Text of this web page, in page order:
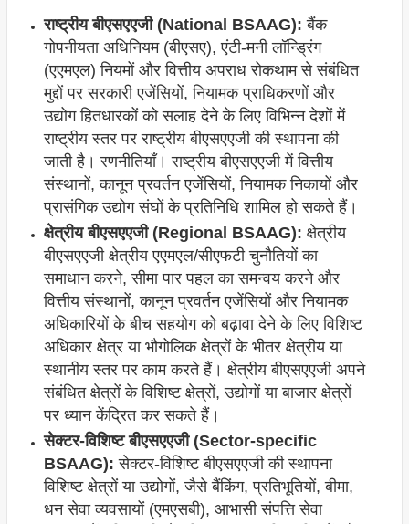
राष्ट्रीय बीएसएएजी (National BSAAG): बैंक
गोपनीयता अधिनियम (बीएसए), एंटी-मनी लॉन्ड्रिंग
(एएमएल) नियमों और वित्तीय अपराध रोकथाम से संबंधित
मुद्दों पर सरकारी एजेंसियों, नियामक प्राधिकरणों और
उद्योग हितधारकों को सलाह देने के लिए विभिन्न देशों में
राष्ट्रीय स्तर पर राष्ट्रीय बीएसएएजी की स्थापना की
जाती है। रणनीतियाँ। राष्ट्रीय बीएसएएजी में वित्तीय
संस्थानों, कानून प्रवर्तन एजेंसियों, नियामक निकायों और
प्रासंगिक उद्योग संघों के प्रतिनिधि शामिल हो सकते हैं।
क्षेत्रीय बीएसएएजी (Regional BSAAG): क्षेत्रीय
बीएसएएजी क्षेत्रीय एएमएल/सीएफटी चुनौतियों का
समाधान करने, सीमा पार पहल का समन्वय करने और
वित्तीय संस्थानों, कानून प्रवर्तन एजेंसियों और नियामक
अधिकारियों के बीच सहयोग को बढ़ावा देने के लिए विशिष्ट
अधिकार क्षेत्र या भौगोलिक क्षेत्रों के भीतर क्षेत्रीय या
स्थानीय स्तर पर काम करते हैं। क्षेत्रीय बीएसएएजी अपने
संबंधित क्षेत्रों के विशिष्ट क्षेत्रों, उद्योगों या बाजार क्षेत्रों
पर ध्यान केंद्रित कर सकते हैं।
सेक्टर-विशिष्ट बीएसएएजी (Sector-specific
BSAAG): सेक्टर-विशिष्ट बीएसएएजी की स्थापना
विशिष्ट क्षेत्रों या उद्योगों, जैसे बैंकिंग, प्रतिभूतियों, बीमा,
धन सेवा व्यवसायों (एमएसबी), आभासी संपत्ति सेवा